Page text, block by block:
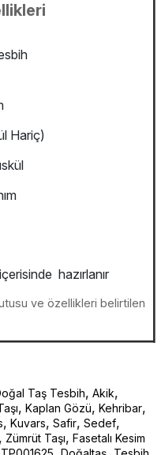
Hariç)
hazırlanır
ve özellikleri belirtilen
Taş Tesbih, Akik,
, Kaplan Gözü, Kehribar,
, Kuvars, Safir, Sedef,
, Zümrüt Taşı, Fasetalı Kesim